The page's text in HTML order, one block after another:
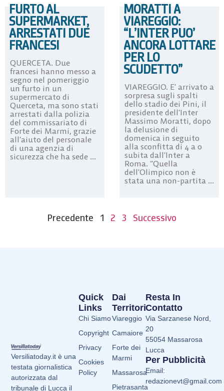
FURTO AL
SUPERMARKET,
ARRESTATI DUE
FRANCESI
QUERCETA. Due
francesi hanno messo a
segno nel pomeriggio
un furto in un
supermercato di
Querceta, ma sono stati
arrestati dalla polizia
del commissariato di
Forte dei Marmi, grazie
all’aiuto del personale
di una agenzia di
sicurezza che ha sede ...
MORATTI A
VIAREGGIO:
“L’INTER PUO’
ANCORA LOTTARE
PER LO
SCUDETTO”
VIAREGGIO. E’ arrivato a
sorpresa sugli spalti
dello stadio dei Pini, il
presidente dell’Inter
Massimo Moratti, dopo
la delusione di
domenica in seguito
alla sconfitta di 4 a 0
subita dall’Inter a
Roma. “Quella
dell’Olimpico non è
stata una non-partita ...
Precedente 1 2 3 Successivo
Versiliatoday.it è una
testata giornalistica
autorizzata dal
tribunale di Lucca il
Dai
Territori
Viareggio
Camaiore
Forte dei
Marmi
Massarosa
Pietrasanta
Quick
Links
Chi Siamo
Copyright
Privacy
Cookies
Policy
Resta In
Contatto
Via Sarzanese Nord,
20
55054 Massarosa
Lucca
Per Pubblicità
Email:
redazionevt@gmail.com